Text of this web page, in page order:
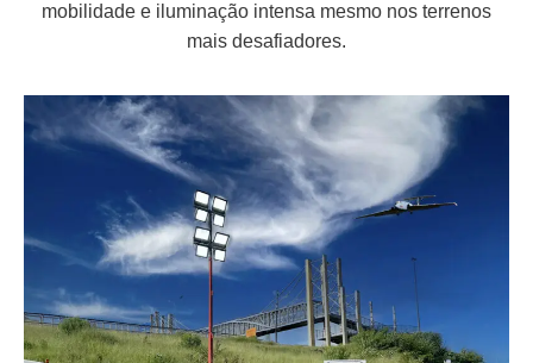
mobilidade e iluminação intensa mesmo nos terrenos
mais desafiadores.